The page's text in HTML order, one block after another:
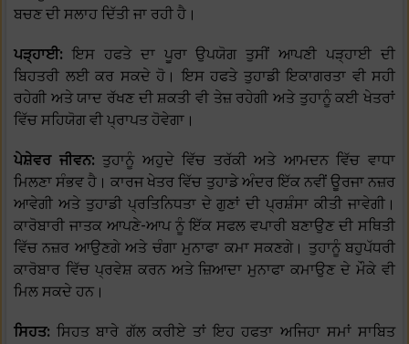
ਬਚਣ ਦੀ ਸਲਾਹ ਦਿੱਤੀ ਜਾ ਰਹੀ ਹੈ।
ਪੜ੍ਹਾਈ:ਇਸ ਹਫਤੇ ਦਾ ਪੂਰਾ ਉਪਯੋਗ ਤੁਸੀਂ ਆਪਣੀ ਪੜ੍ਹਾਈ ਦੀ
ਬਿਹਤਰੀ ਲਈ ਕਰ ਸਕਦੇ ਹੋ। ਇਸ ਹਫਤੇ ਤੁਹਾਡੀ ਇਕਾਗਰਤਾ ਵੀ ਸਹੀ
ਰਹੇਗੀ ਅਤੇ ਯਾਦ ਰੱਖਣ ਦੀ ਸ਼ਕਤੀ ਵੀ ਤੇਜ਼ ਰਹੇਗੀ ਅਤੇ ਤੁਹਾਨੂੰ ਕਈ ਖੇਤਰਾਂ
ਵਿੱਚ ਸਹਿਯੋਗ ਵੀ ਪ੍ਰਾਪਤ ਹੋਵੇਗਾ।
ਪੇਸ਼ੇਵਰ ਜੀਵਨ:ਤੁਹਾਨੂੰ ਅਹੁਦੇ ਵਿੱਚ ਤਰੱਕੀ ਅਤੇ ਆਮਦਨ ਵਿੱਚ ਵਾਧਾ
ਮਿਲਣਾ ਸੰਭਵ ਹੈ। ਕਾਰਜ ਖੇਤਰ ਵਿੱਚ ਤੁਹਾਡੇ ਅੰਦਰ ਇੱਕ ਨਵੀਂ ਊਰਜਾ ਨਜ਼ਰ
ਆਵੇਗੀ ਅਤੇ ਤੁਹਾਡੀ ਪ੍ਰਤਿਨਿਧਤਾ ਦੇ ਗੁਣਾਂ ਦੀ ਪ੍ਰਸ਼ੰਸਾ ਕੀਤੀ ਜਾਵੇਗੀ।
ਕਾਰੋਬਾਰੀ ਜਾਤਕ ਆਪਣੇ-ਆਪ ਨੂੰ ਇੱਕ ਸਫਲ ਵਪਾਰੀ ਬਣਾਉਣ ਦੀ ਸਥਿਤੀ
ਵਿੱਚ ਨਜ਼ਰ ਆਉਣਗੇ ਅਤੇ ਚੰਗਾ ਮੁਨਾਫਾ ਕਮਾ ਸਕਣਗੇ। ਤੁਹਾਨੂੰ ਬਹੁਪੱਧਰੀ
ਕਾਰੋਬਾਰ ਵਿੱਚ ਪ੍ਰਵੇਸ਼ ਕਰਨ ਅਤੇ ਜ਼ਿਆਦਾ ਮੁਨਾਫਾ ਕਮਾਉਣ ਦੇ ਮੌਕੇ ਵੀ
ਮਿਲ ਸਕਦੇ ਹਨ।
ਸਿਹਤ:ਸਿਹਤ ਬਾਰੇ ਗੱਲ ਕਰੀਏ ਤਾਂ ਇਹ ਹਫਤਾ ਅਜਿਹਾ ਸਮਾਂ ਸਾਬਿਤ